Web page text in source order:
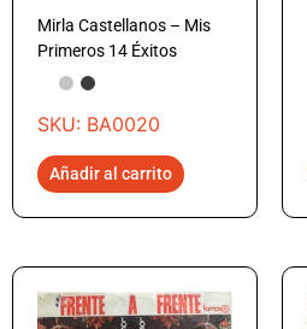
Mirla Castellanos – Mis
Primeros 14 Éxitos
SKU: BA0020
Añadir al carrito